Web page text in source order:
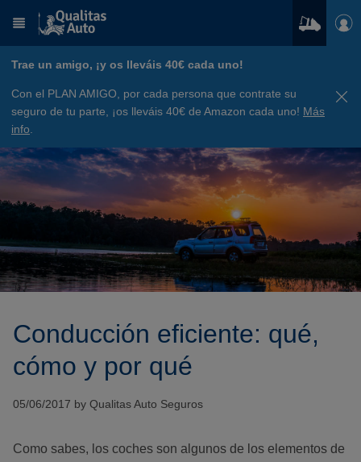
Trae un amigo, ¡y os lleváis 40€ cada uno!
Con el PLAN AMIGO, por cada persona que contrate su
seguro de tu parte, ¡os lleváis 40€ de Amazon cada uno! Más
info
Conducción eficiente: qué,
cómo y por qué
05/06/2017 by Qualitas Auto Seguros
Como sabes, los coches son algunos de los elementos de